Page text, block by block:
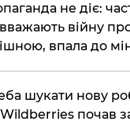
не діє:
війну
впала до
шукати нову
почав